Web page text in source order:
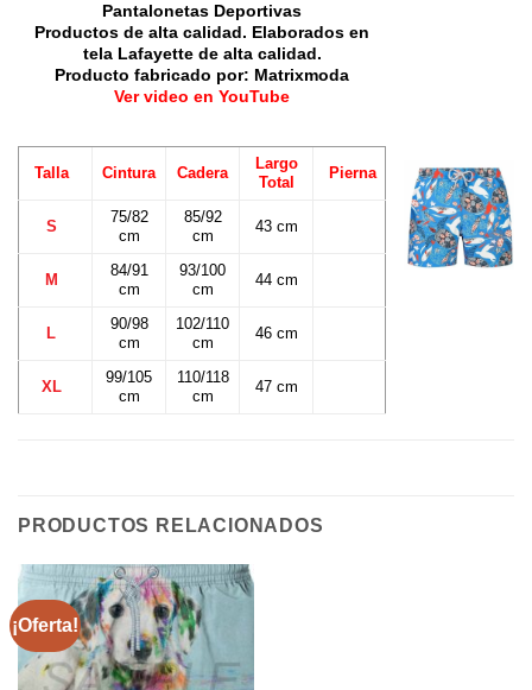
Pantalonetas Deportivas
Productos de alta calidad. Elaborados en
tela Lafayette de alta calidad.
Producto fabricado por: Matrixmoda
Ver video en YouTube
Talla Cintura Cadera
Largo
Total
Pierna
S
75/82
cm
85/92
cm
43 cm
M
84/91
cm
93/100
cm
44 cm
L
90/98
cm
102/110
cm
46 cm
XL
99/105
cm
110/118
cm
47 cm
PRODUCTOS RELACIONADOS
¡Oferta!